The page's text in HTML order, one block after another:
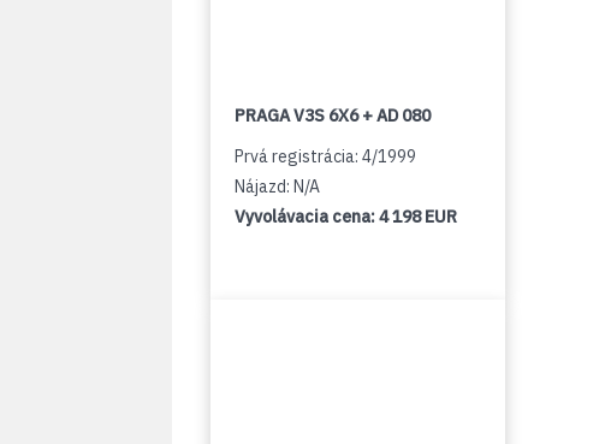
PRAGA V3S 6X6 + AD 080
Prvá registrácia: 4/1999
Nájazd: N/A
Vyvolávacia cena:4 198 EUR